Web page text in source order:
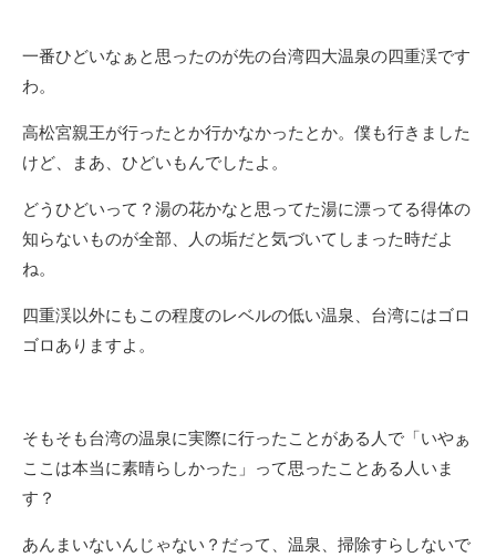
一番ひどいなぁと思ったのが先の台湾四大温泉の四重渓です
わ。
高松宮親王が行ったとか行かなかったとか。僕も行きました
けど、まあ、ひどいもんでしたよ。
どうひどいって？湯の花かなと思ってた湯に漂ってる得体の
知らないものが全部、人の垢だと気づいてしまった時だよ
ね。
四重渓以外にもこの程度のレベルの低い温泉、台湾にはゴロ
ゴロありますよ。
そもそも台湾の温泉に実際に行ったことがある人で「いやぁ
ここは本当に素晴らしかった」って思ったことある人いま
す？
あんまいないんじゃない？だって、温泉、掃除すらしないで